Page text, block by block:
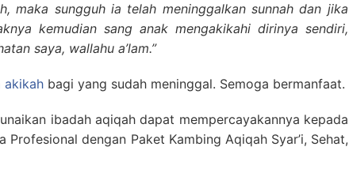
maka sungguh ia telah meninggalkan sunnah dan jika
kemudian sang anak mengakikahi dirinya sendiri,
saya, wallahu a’lam.”
akikah bagi yang sudah meninggal. Semoga bermanfaat.
ibadah aqiqah dapat mempercayakannya kepada
Profesional dengan Paket Kambing Aqiqah Syar’i, Sehat,